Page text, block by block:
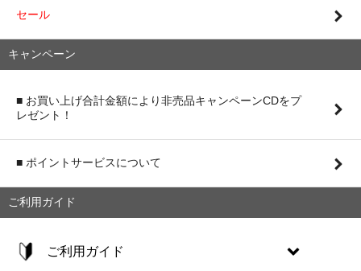
セール
キャンペーン
■ お買い上げ合計金額により非売品キャンペーンCDをプ
レゼント！
■ ポイントサービスについて
ご利用ガイド
ご利用ガイド